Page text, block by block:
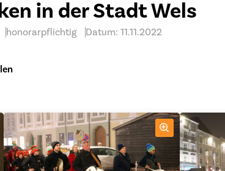
in der Stadt Wels
honorarpflichtig Datum: 11.11.2022